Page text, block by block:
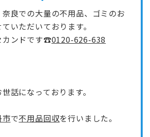
良での大量の不用品、ゴミのお
いただいております。
カンドです☎0120-626-638
話になっております。
市で不用品回収を行いました。